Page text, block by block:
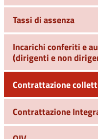
Tassi di assenza
Incarichi conferiti e
(dirigenti e non
Contrattazione
Contrattazione